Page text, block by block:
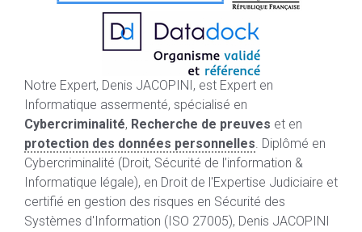
Notre Expert, Denis JACOPINI, est Expert en
Informatique assermenté, spécialisé en
Cybercriminalité, Recherche de preuves et en
protection des données personnelles. Diplômé en
Cybercriminalité (Droit, Sécurité de l’information &
Informatique légale), en Droit de l'Expertise Judiciaire et
certifié en gestion des risques en Sécurité des
Systèmes d'Information (ISO 27005), Denis JACOPINI